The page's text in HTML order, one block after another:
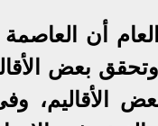
أن
وتحقق بعض
الأقاليم،